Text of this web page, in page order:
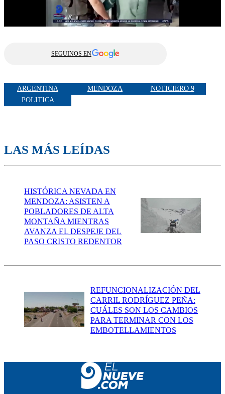
SEGUINOS EN
ARGENTINA MENDOZA
NOTICIERO 9
POLITICA
LAS MÁS LEÍDAS
HISTÓRICA NEVADA EN
MENDOZA: ASISTEN A
POBLADORES DE ALTA
MONTAÑA MIENTRAS
AVANZA EL DESPEJE DEL
PASO CRISTO REDENTOR
REFUNCIONALIZACIÓN DEL
CARRIL RODRÍGUEZ PEÑA:
CUÁLES SON LOS CAMBIOS
PARA TERMINAR CON LOS
EMBOTELLAMIENTOS